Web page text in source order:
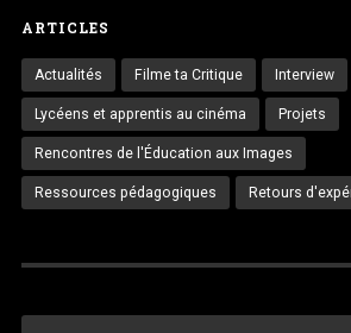
ARTICLES
Actualités Filme ta Critique Interview
Lycéens et apprentis au cinéma Projets
Rencontres de l'Éducation aux Images
Ressources pédagogiques Retours